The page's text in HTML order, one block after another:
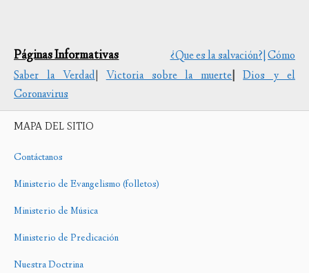
Páginas Informativas ¿Que es la salvación?|Cómo
Saber la Verdad|Victoria sobre la muerte|
Dios y el
Coronavirus
MAPA DEL SITIO
Contáctanos
Ministerio de Evangelismo (folletos)
Ministerio de Música
Ministerio de Predicación
Nuestra Doctrina